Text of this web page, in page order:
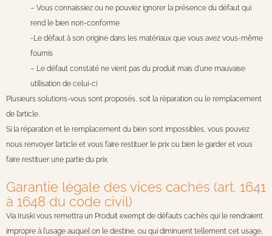
– Vous connaissiez ou ne pouviez ignorer la présence du défaut qui
rend le bien non-conforme
-Le défaut à son origine dans les matériaux que vous avez vous-même
fournis
– Le défaut constaté ne vient pas du produit mais d’une mauvaise
utilisation de celui-ci
Plusieurs solutions-vous sont proposés, soit la réparation ou le remplacement
de l’article.
Si la réparation et le remplacement du bien sont impossibles, vous pouvez
nous renvoyer l’article et vous faire restituer le prix ou bien le garder et vous
faire restituer une partie du prix.
Garantie légale des vices cachés (art. 1641
à 1648 du code civil)
Via Iruski vous remettra un Produit exempt de défauts cachés qui le rendraient
impropre à l’usage auquel on le destine, ou qui diminuent tellement cet usage,